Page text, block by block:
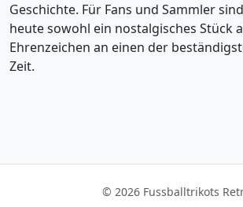
Geschichte. Für Fans und Sammler
heute sowohl ein nostalgisches Stück
Ehrenzeichen an einen der
Zeit.
© 2026 Fussballtrikots